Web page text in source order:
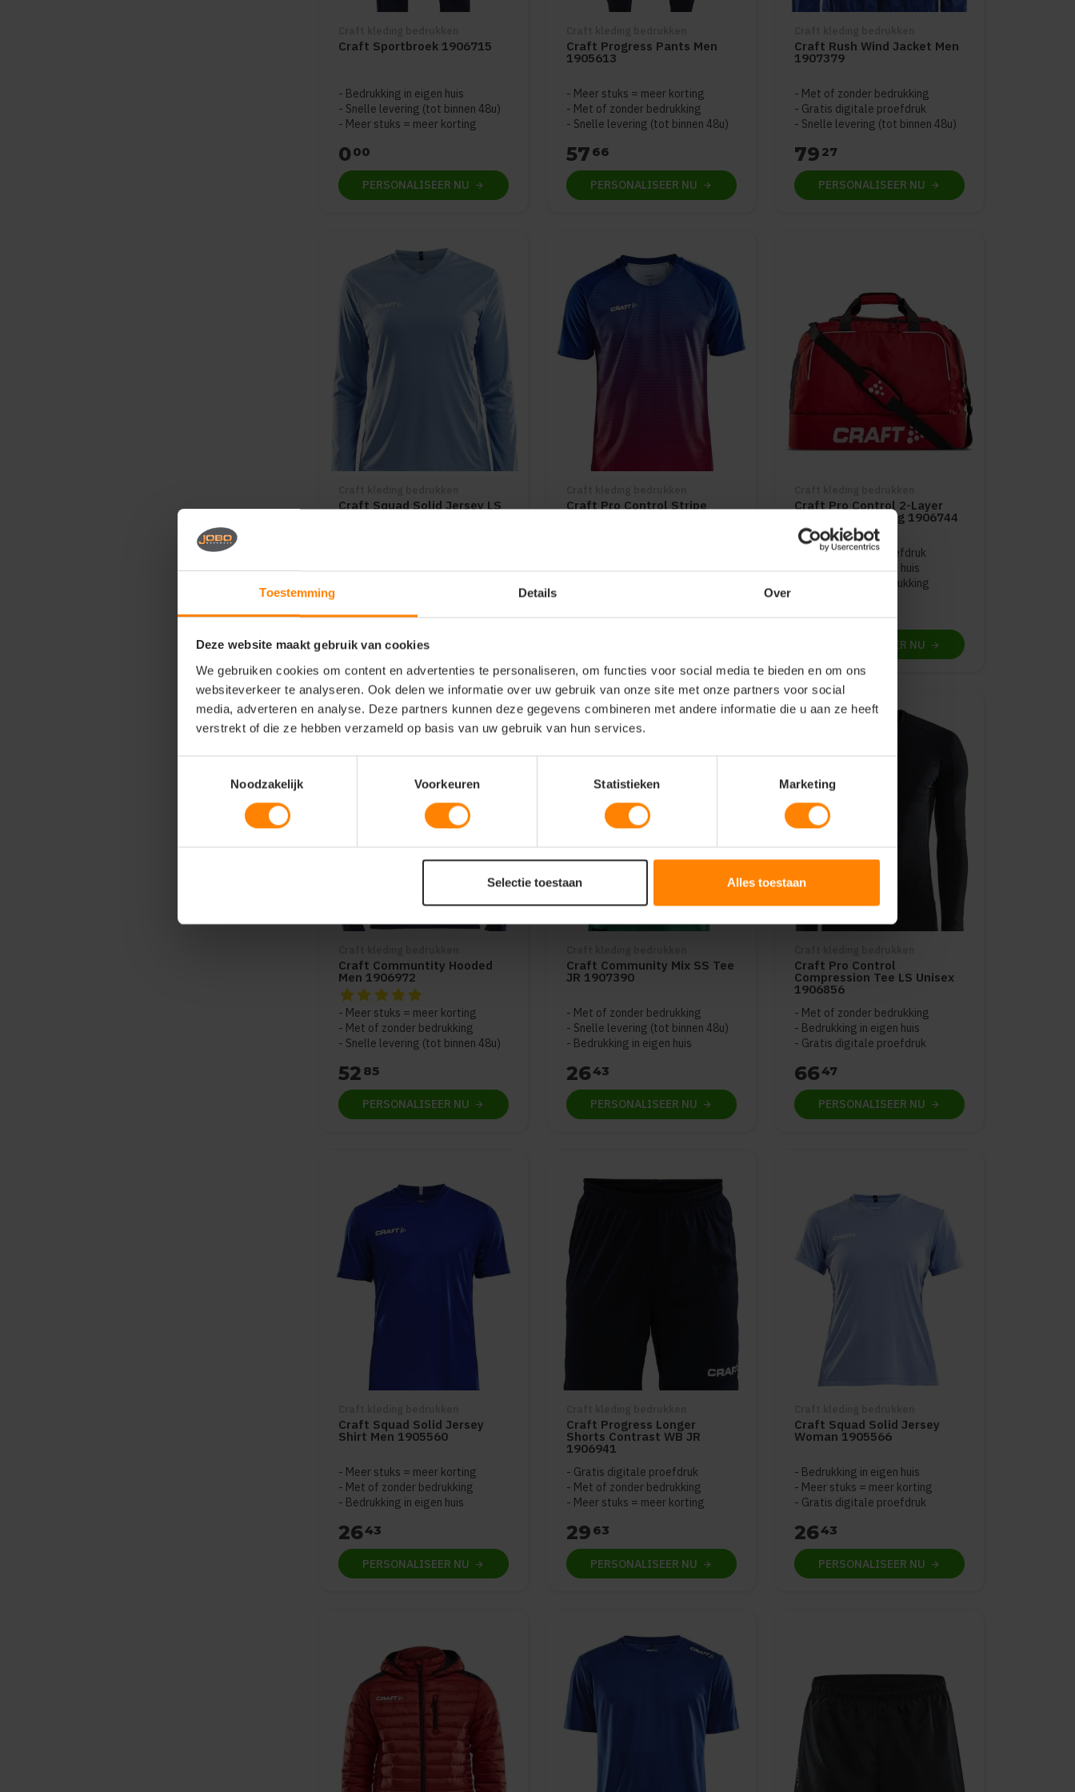
Toestemming Details Over
Deze website maakt gebruik van cookies
We gebruiken cookies om content en advertenties te personaliseren, om functies voor social media te bieden en om ons
websiteverkeer te analyseren. Ook delen we informatie over uw gebruik van onze site met onze partners voor social
media, adverteren en analyse. Deze partners kunnen deze gegevens combineren met andere informatie die u aan ze heeft
verstrekt of die ze hebben verzameld op basis van uw gebruik van hun services.
Noodzakelijk
Voorkeuren Statistieken Marketing
Selectie toestaan Alles toestaan
Craft Sportbroek 1906715
Bedrukking in eigen huis
Snelle levering (tot binnen 48u)
Meer stuks = meer korting
000
PERSONALISEER NU
Craft Progress Pants Men
1905613
Meer stuks = meer korting
Met of zonder bedrukking
Snelle levering (tot binnen 48u)
57 66
PERSONALISEER NU
Craft Rush Wind Jacket Men
1907379
Met of zonder bedrukking
Gratis digitale proefdruk
Snelle levering (tot binnen 48u)
79 27
PERSONALISEER NU
Craft Squad Solid Jersey LS
Snelle levering (tot binnen 48u)
3843
PERSONALISEER
Craft Pro Control Stripe
Bedrukking in eigen huis
53
Craft Pro Control 2-Layer
Equipment Big Bag 1906744
Gratis digitale proefdruk
Bedrukking in eigen huis
Met of zonder bedrukking
70
PERSONALISEER NU
Craft Communtity Hooded
Men 1906972
De beoordeling van dit product is
Meer stuks = meer korting
Met of zonder bedrukking
Snelle levering (tot binnen 48u)
52 85
PERSONALISEER NU
Craft Community Mix SS Tee
JR 1907390
Met of zonder bedrukking
Snelle levering (tot binnen 48u)
Bedrukking in eigen huis
2643
PERSONALISEER NU
Craft Pro Control
Compression Tee LS Unisex
1906856
Met of zonder bedrukking
Bedrukking in eigen huis
Gratis digitale proefdruk
6647
PERSONALISEER NU
Craft Squad Solid Jersey
Shirt Men 1905560
Meer stuks = meer korting
Met of zonder bedrukking
Bedrukking in eigen huis
2643
PERSONALISEER NU
Craft Progress Longer
Shorts Contrast WB JR
1906941
Gratis digitale proefdruk
Met of zonder bedrukking
Meer stuks = meer korting
29 63
PERSONALISEER NU
Craft Squad Solid Jersey
Woman 1905566
Bedrukking in eigen huis
Meer stuks = meer korting
Gratis digitale proefdruk
2643
PERSONALISEER NU